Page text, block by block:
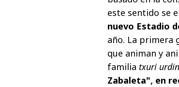
este sentido se
nuevo Estadio
año. La primera
que animan y
familia txuri urdin
Zabaleta", en